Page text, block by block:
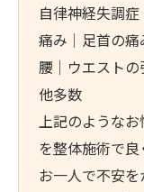
自律神経失調
痛み｜足首の痛
腰｜ウエスト
他多数
上記のようなお
を整体施術で良
お一人で不安